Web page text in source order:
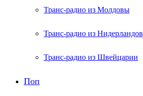
Транс-радио из Молдовы
Транс-радио из Нидерландов
Транс-радио из Швейцарии
Поп